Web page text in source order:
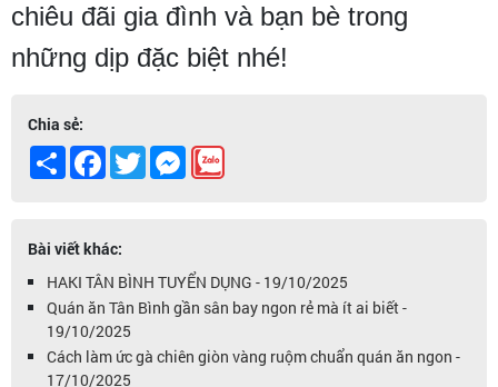
chiêu đãi gia đình và bạn bè trong
những dịp đặc biệt nhé!
Chia sẻ:
Share FacebookTwitterMessenger
Bài viết khác:
HAKI TÂN BÌNH TUYỂN DỤNG - 19/10/2025
Quán ăn Tân Bình gần sân bay ngon rẻ mà ít ai biết -
19/10/2025
Cách làm ức gà chiên giòn vàng ruộm chuẩn quán ăn ngon -
17/10/2025